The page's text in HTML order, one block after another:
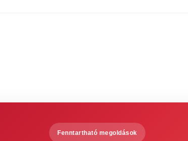
Fenntartható megoldások